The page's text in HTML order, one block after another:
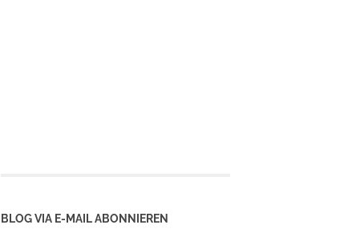
BLOG VIA E-MAIL ABONNIEREN